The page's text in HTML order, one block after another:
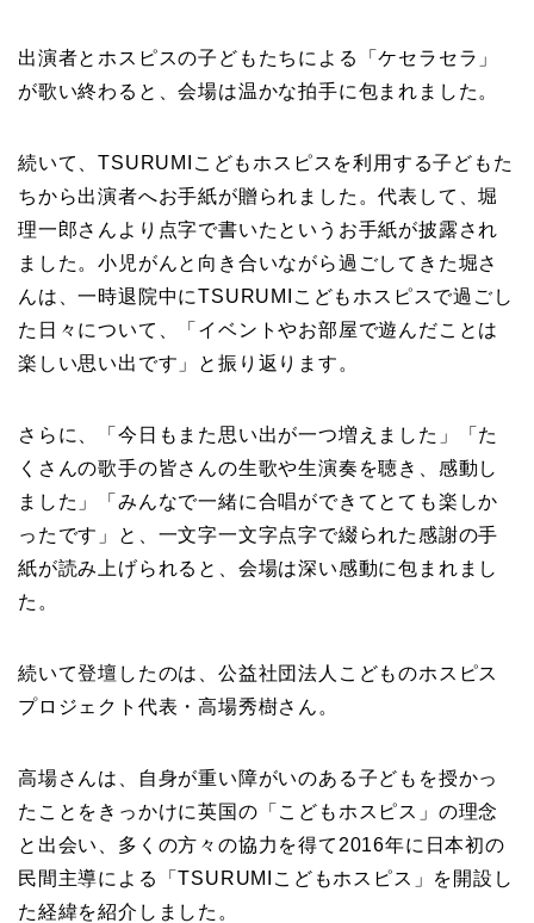
出演者とホスピスの子どもたちによる「ケセラセラ」
が歌い終わると、会場は温かな拍手に包まれました。
続いて、TSURUMIこどもホスピスを利用する子どもた
ちから出演者へお手紙が贈られました。代表して、堀
理一郎さんより点字で書いたというお手紙が披露され
ました。小児がんと向き合いながら過ごしてきた堀さ
んは、一時退院中にTSURUMIこどもホスピスで過ごし
た日々について、「イベントやお部屋で遊んだことは
楽しい思い出です」と振り返ります。
さらに、「今日もまた思い出が一つ増えました」「た
くさんの歌手の皆さんの生歌や生演奏を聴き、感動し
ました」「みんなで一緒に合唱ができてとても楽しか
ったです」と、一文字一文字点字で綴られた感謝の手
紙が読み上げられると、会場は深い感動に包まれまし
た。
続いて登壇したのは、公益社団法人こどものホスピス
プロジェクト代表・高場秀樹さん。
高場さんは、自身が重い障がいのある子どもを授かっ
たことをきっかけに英国の「こどもホスピス」の理念
と出会い、多くの方々の協力を得て2016年に日本初の
民間主導による「TSURUMIこどもホスピス」を開設し
た経緯を紹介しました。